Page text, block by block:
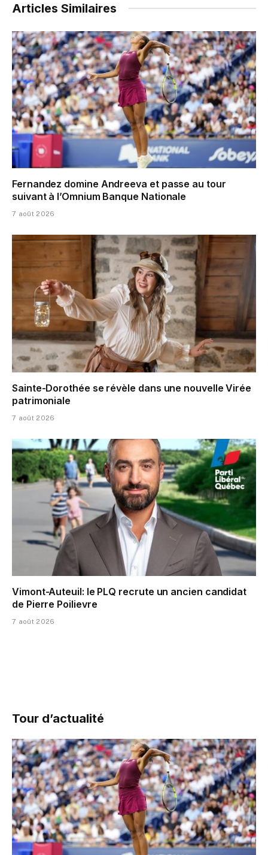
Articles Similaires
Fernandez domine Andreeva et passe au tour
suivant à l’Omnium Banque Nationale
7 août 2026
Sainte-Dorothée se révèle dans une nouvelle Virée
patrimoniale
7 août 2026
Vimont-Auteuil: le PLQ recrute un ancien candidat
de Pierre Poilievre
7 août 2026
Tour d’actualité